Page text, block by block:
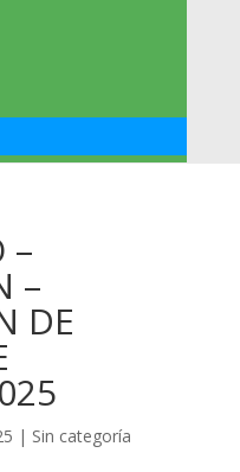
–
–
DE
| Sin categoría